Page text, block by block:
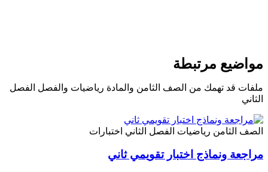
مواضيع مرتبطة
ملفات قد تهمك من الصف الثامن والمادة رياضيات والفصل الفصل
الثاني
الصف الثامن رياضيات الفصل الثاني اختبارات
مراجعة ونماذج اختبار تقويمي ثاني